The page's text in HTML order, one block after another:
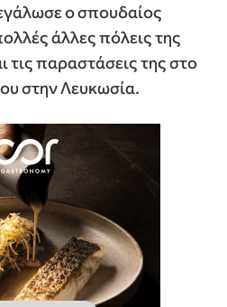
ο σπουδαίος
άλλες πόλεις της
τις παραστάσεις της στο
στην Λευκωσία.